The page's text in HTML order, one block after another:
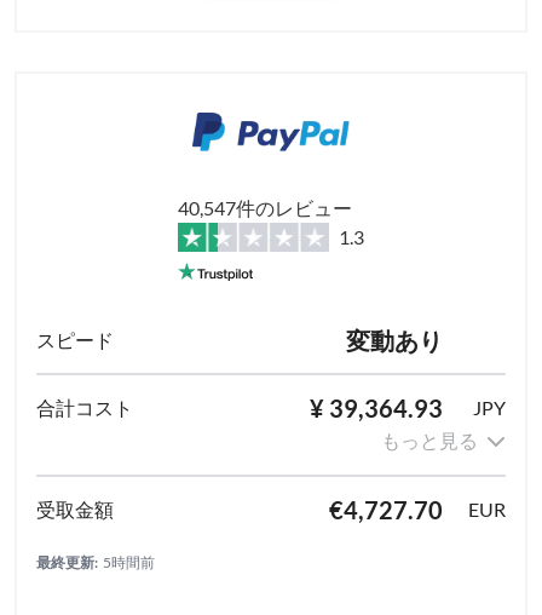
40,547件のレビュー
1.3
変動あり
¥ 39,364.93
JPY
もっと見る
€4,727.70 EUR
最終更新: 5時間前